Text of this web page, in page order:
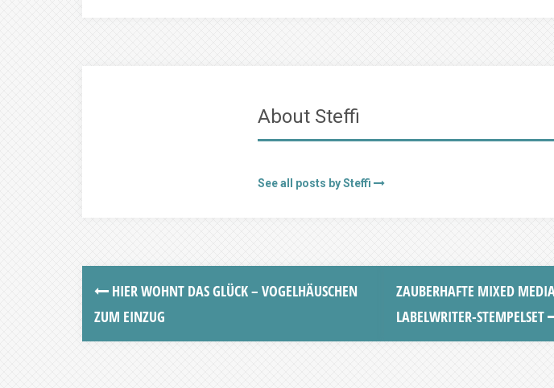
About Steffi
See all posts by Steffi
HIER WOHNT DAS GLÜCK – VOGELHÄUSCHEN
ZUM EINZUG
ZAUBERHAFTE MIXED
LABELWRITER-STEMPELSET